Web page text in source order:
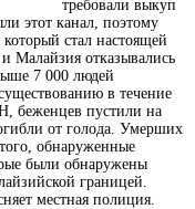
требовали выкуп
этот канал, поэтому
стал настоящей
Малайзия отказывались
7 000 людей
в течение
беженцев пустили на
от голода. Умерших
обнаруженные
были обнаружены
границей.
местная полиция.